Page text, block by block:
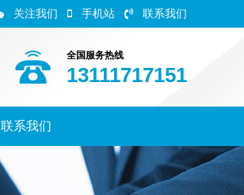
关注我们 手机站 联系我们
全国服务热线
13111717151
联系我们